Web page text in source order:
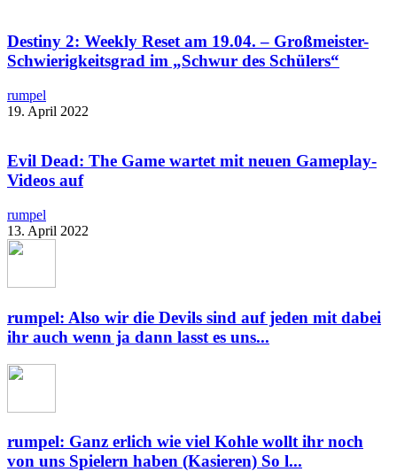
Destiny 2: Weekly Reset am 19.04. – Großmeister-
Schwierigkeitsgrad im „Schwur des Schülers“
rumpel
19. April 2022
Evil Dead: The Game wartet mit neuen Gameplay-
Videos auf
rumpel
13. April 2022
rumpel: Also wir die Devils sind auf jeden mit dabei
ihr auch wenn ja dann lasst es uns...
rumpel: Ganz erlich wie viel Kohle wollt ihr noch
von uns Spielern haben (Kasieren) So l...